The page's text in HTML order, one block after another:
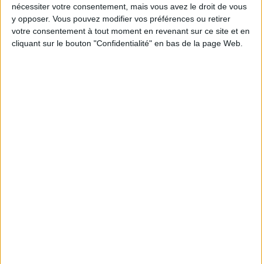
nécessiter votre consentement, mais vous avez le droit de vous
y opposer. Vous pouvez modifier vos préférences ou retirer
votre consentement à tout moment en revenant sur ce site et en
cliquant sur le bouton "Confidentialité" en bas de la page Web.